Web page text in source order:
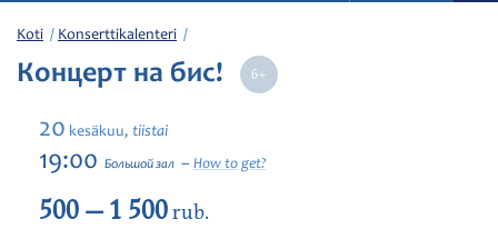
Filharmonia
Konserttikalenteri
Festivaalit
Koti Konserttikalenteri
Концерт на бис!
20 kesäkuu, tiistai
19:00 Большой зал How to get?
500 — 1 500rub.